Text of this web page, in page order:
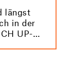
längst
in der
UP-